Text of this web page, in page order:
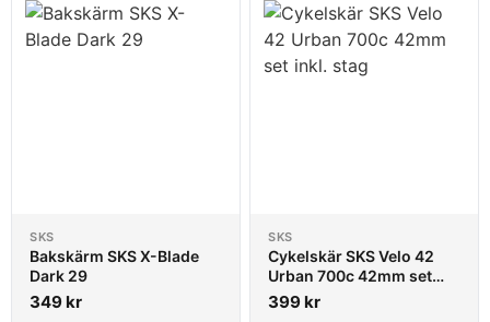
SKS
Bakskärm SKS X-Blade
Dark 29
349kr
SKS
Cykelskär SKS Velo 42
Urban 700c 42mm set
inkl. stag
399kr